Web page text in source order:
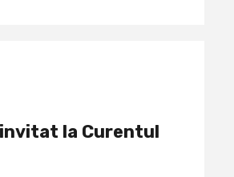
la Curentul